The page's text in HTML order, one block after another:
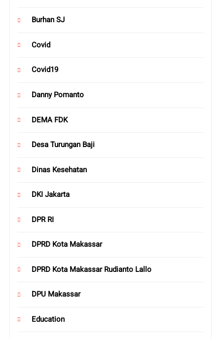
Burhan SJ
Covid
Covid19
Danny Pomanto
DEMA FDK
Desa Turungan Baji
Dinas Kesehatan
DKI Jakarta
DPR RI
DPRD Kota Makassar
DPRD Kota Makassar Rudianto Lallo
DPU Makassar
Education